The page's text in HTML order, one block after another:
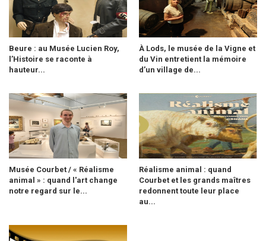
Beure : au Musée Lucien Roy,
l’Histoire se raconte à
hauteur...
À Lods, le musée de la Vigne et
du Vin entretient la mémoire
d’un village de...
Musée Courbet / « Réalisme
animal » : quand l'art change
notre regard sur le...
Réalisme animal : quand
Courbet et les grands maîtres
redonnent toute leur place
au...